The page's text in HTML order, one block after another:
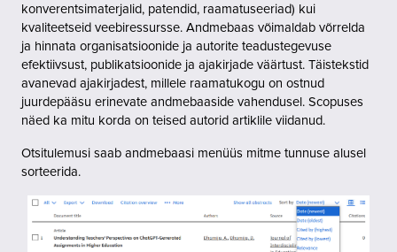
konverentsimaterjalid, patendid, raamatuseeriad) kui
kvaliteetseid veebiressursse. Andmebaas võimaldab võrrelda
ja hinnata organisatsioonide ja autorite teadustegevuse
efektiivsust, publikatsioonide ja ajakirjade väärtust. Täistekstid
avanevad ajakirjadest, millele raamatukogu on ostnud
juurdepääsu erinevate andmebaaside vahendusel. Scopuses
näed ka mitu korda on teised autorid artiklile viidanud.
Otsitulemusi saab andmebaasi menüüs mitme tunnuse alusel
sorteerida.